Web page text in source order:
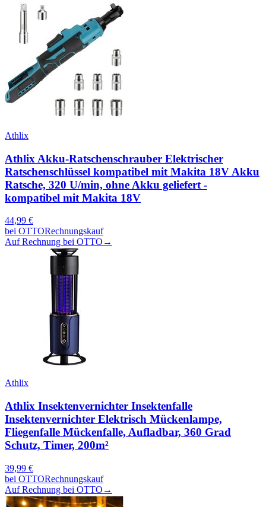
Athlix
Athlix Akku-Ratschenschrauber Elektrischer
Ratschenschlüssel kompatibel mit Makita 18V Akku
Ratsche, 320 U/min, ohne Akku geliefert -
kompatibel mit Makita 18V
44,99 €
bei OTTORechnungskauf
Auf Rechnung bei OTTO →
Athlix
Athlix Insektenvernichter Insektenfalle
Insektenvernichter Elektrisch Mückenlampe,
Fliegenfalle Mückenfalle, Aufladbar, 360 Grad
Schutz, Timer, 200m²
39,99 €
bei OTTORechnungskauf
Auf Rechnung bei OTTO →